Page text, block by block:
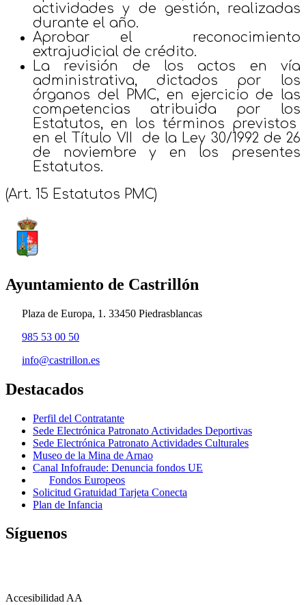
actividades y de gestión, realizadas
durante el año.
Aprobar el reconocimiento
extrajudicial de crédito.
La revisión de los actos en vía
administrativa, dictados por los
órganos del PMC, en ejercicio de las
competencias atribuida por los
Estatutos, en los términos previstos
en el Título VII de la Ley 30/1992 de 26
de noviembre y en los presentes
Estatutos.
(Art. 15 Estatutos PMC)
Ayuntamiento de Castrillón
Plaza de Europa, 1. 33450 Piedrasblancas
985 53 00 50
info@castrillon.es
Destacados
Perfil del Contratante
Sede Electrónica Patronato Actividades Deportivas
Sede Electrónica Patronato Actividades Culturales
Museo de la Mina de Arnao
Canal Infofraude: Denuncia fondos UE
Fondos Europeos
Solicitud Gratuidad Tarjeta Conecta
Plan de Infancia
Síguenos
Accesibilidad AA